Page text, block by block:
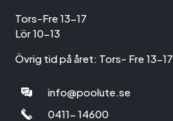
Tors-Fre 13-17
Lör 10-13
Övrig tid på året: Tors- Fre 13-17.
info@poolute.se
0411- 14600